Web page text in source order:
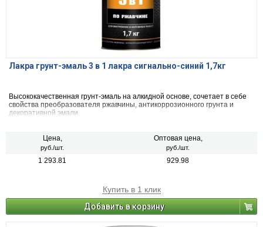
Лакра грунт-эмаль 3 в 1 лакра сигнально-синий 1,7кг
Высококачественная грунт-эмаль на алкидной основе, сочетает в себе
свойства преобразователя ржавчины, антикоррозионного грунта и
декоративной эмали.
Цена,
руб./шт.
Оптовая цена,
руб./шт.
1 293.81 929.98
Купить в 1 клик
Добавить в корзину